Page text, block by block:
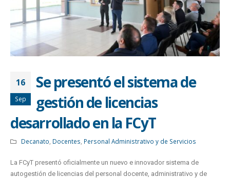
16
Sep
Se presentó el sistema de
gestión de licencias
desarrollado en la FCyT
Decanato Docentes Personal Administrativo y de Servicios
La FCyT presentó oficialmente un nuevo e innovador sistema de
autogestión de licencias del personal docente, administrativo y de